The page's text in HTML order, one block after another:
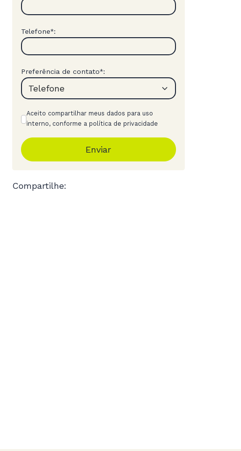
Telefone*:
Preferência de contato*:
Aceito compartilhar meus dados para uso
interno, conforme a política de privacidade
Enviar
Compartilhe: